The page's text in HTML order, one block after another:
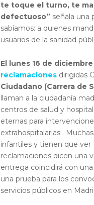
te toque el turno, te
defectuoso” señala una
sabíamos: a quienes
usuarios de la sanidad
El lunes 16 de diciembre
reclamaciones dirigidas
Ciudadano (Carrera de
llaman a la ciudadanía
centros de salud y
eternas para
extrahospitalarias.
infantiles y tienen que ver
reclamaciones dicen una
entrega coincidirá con
una prueba para los
servicios públicos en